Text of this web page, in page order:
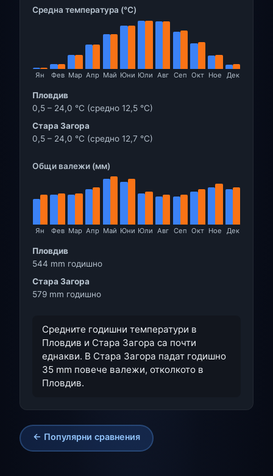
Средна температура (°C)
Ян Фев Мар Апр Май Юни Юли Авг Сеп Окт Ное Дек
Пловдив
0,5 – 24,0 °C (средно 12,5 °C)
Стара Загора
0,5 – 24,0 °C (средно 12,7 °C)
Общи валежи (мм)
Ян Фев Мар Апр Май Юни Юли Авг Сеп Окт Ное Дек
Пловдив
544 mm годишно
Стара Загора
579 mm годишно
Средните годишни температури в
Пловдив и Стара Загора са почти
еднакви. В Стара Загора падат годишно
35 mm повече валежи, отколкото в
Пловдив.
← Популярни сравнения